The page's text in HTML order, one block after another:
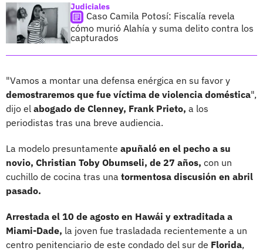
Judiciales
Caso Camila Potosí: Fiscalía revela
cómo murió Alahía y suma delito contra los
capturados
"Vamos a montar una defensa enérgica en su favor y
demostraremos que fue víctima de violencia doméstica",
dijo el abogado de Clenney, Frank Prieto, a los
periodistas tras una breve audiencia.
La modelo presuntamente apuñaló en el pecho a su
novio, Christian Toby Obumseli, de 27 años, con un
cuchillo de cocina tras una tormentosa discusión en abril
pasado.
Arrestada el 10 de agosto en Hawái y extraditada a
Miami-Dade, la joven fue trasladada recientemente a un
centro penitenciario de este condado del sur de Florida,